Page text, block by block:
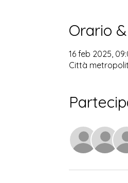
Orario
16 feb 2025,
Città